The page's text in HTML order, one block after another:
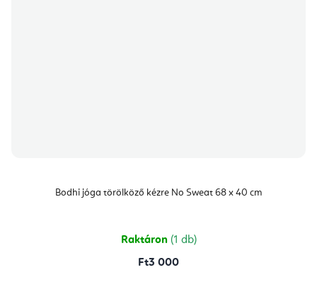
Bodhi jóga törölköző kézre No Sweat 68 x 40 cm
Raktáron (1 db)
Ft3 000